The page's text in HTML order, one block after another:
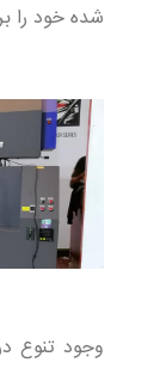
شده خود را
وجود تنوع